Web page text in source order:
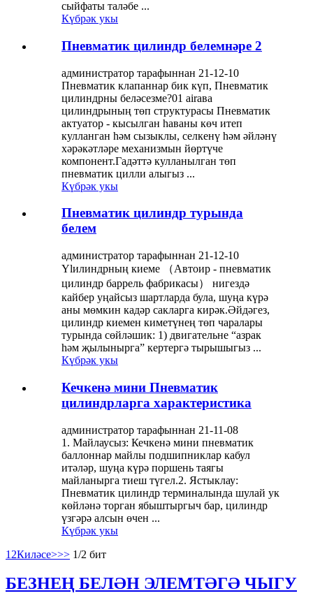
сыйфаты таләбе ...
Күбрәк укы
Пневматик цилиндр белемнәре 2
администратор тарафыннан 21-12-10
Пневматик клапаннар бик күп, Пневматик
цилиндрны беләсезме?01 airава
цилиндрының төп структурасы Пневматик
актуатор - кысылган һаваны көч итеп
кулланган һәм сызыклы, селкенү һәм әйләнү
хәрәкәтләре механизмын йөртүче
компонент.Гадәттә кулланылган төп
пневматик цилли алыгыз ...
Күбрәк укы
Пневматик цилиндр турында
белем
администратор тарафыннан 21-12-10
Ylилиндрның киеме （Автоир - пневматик
цилиндр баррель фабрикасы） нигездә
кайбер уңайсыз шартларда була, шуңа күрә
аны мөмкин кадәр сакларга кирәк.Әйдәгез,
цилиндр киемен киметүнең төп чаралары
турында сөйләшик: 1) двигательне “азрак
һәм җылынырга” кертергә тырышыгыз ...
Күбрәк укы
Кечкенә мини Пневматик
цилиндрларга характеристика
администратор тарафыннан 21-11-08
1. Майлаусыз: Кечкенә мини пневматик
баллоннар майлы подшипниклар кабул
итәләр, шуңа күрә поршень таягы
майланырга тиеш түгел.2. Ястыклау:
Пневматик цилиндр терминалында шулай ук
​​көйләнә торган ябыштыргыч бар, цилиндр
үзгәрә алсын өчен ...
Күбрәк укы
1 2Киләсе>>> 1/2 бит
БЕЗНЕҢ БЕЛӘН ЭЛЕМТӘГӘ ЧЫГУ